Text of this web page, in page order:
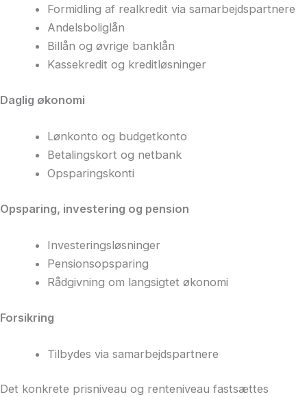
Formidling af realkredit via samarbejdspartnere
Andelsboliglån
Billån og øvrige banklån
Kassekredit og kreditløsninger
Daglig økonomi
Lønkonto og budgetkonto
Betalingskort og netbank
Opsparingskonti
Opsparing, investering og pension
Investeringsløsninger
Pensionsopsparing
Rådgivning om langsigtet økonomi
Forsikring
Tilbydes via samarbejdspartnere
Det konkrete prisniveau og renteniveau fastsættes